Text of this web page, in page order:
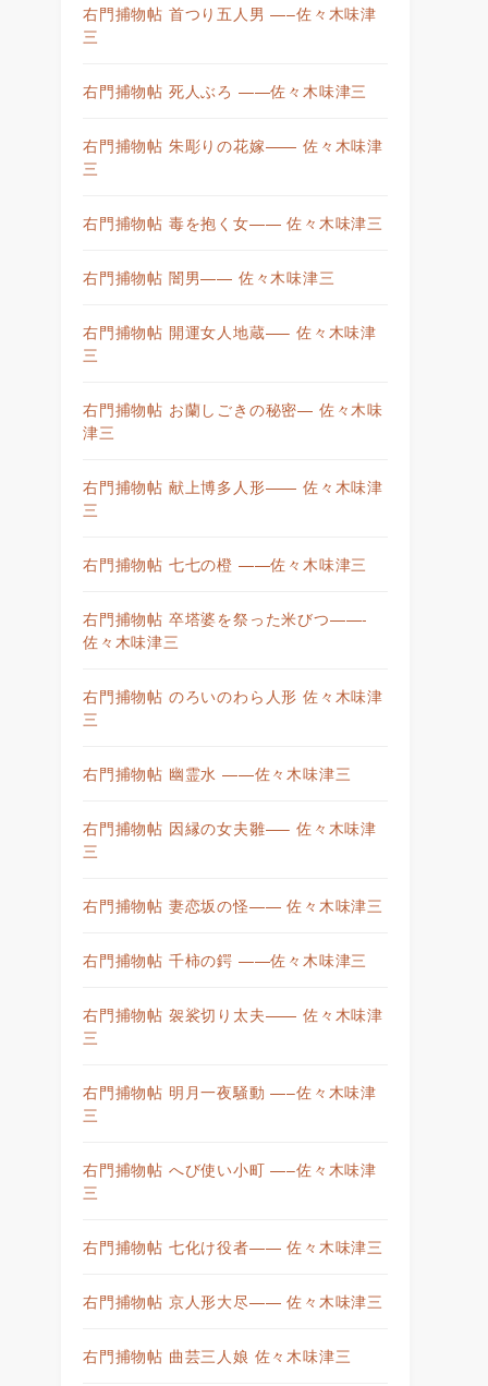
右門捕物帖 首つり五人男 —–佐々木味津
三
右門捕物帖 死人ぶろ ——佐々木味津三
右門捕物帖 朱彫りの花嫁—— 佐々木味津
三
右門捕物帖 毒を抱く女—— 佐々木味津三
右門捕物帖 闇男—— 佐々木味津三
右門捕物帖 開運女人地蔵—– 佐々木味津
三
右門捕物帖 お蘭しごきの秘密— 佐々木味
津三
右門捕物帖 献上博多人形—— 佐々木味津
三
右門捕物帖 七七の橙 ——佐々木味津三
右門捕物帖 卒塔婆を祭った米びつ——-
佐々木味津三
右門捕物帖 のろいのわら人形 佐々木味津
三
右門捕物帖 幽霊水 ——佐々木味津三
右門捕物帖 因縁の女夫雛—– 佐々木味津
三
右門捕物帖 妻恋坂の怪—— 佐々木味津三
右門捕物帖 千柿の鍔 ——佐々木味津三
右門捕物帖 袈裟切り太夫—— 佐々木味津
三
右門捕物帖 明月一夜騒動 —–佐々木味津
三
右門捕物帖 へび使い小町 —–佐々木味津
三
右門捕物帖 七化け役者—— 佐々木味津三
右門捕物帖 京人形大尽—— 佐々木味津三
右門捕物帖 曲芸三人娘 佐々木味津三